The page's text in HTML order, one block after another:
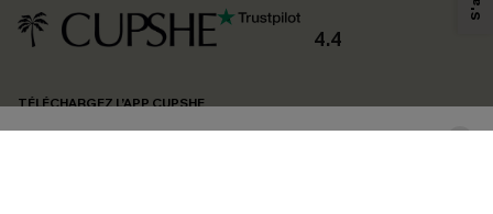
4.4
TÉLÉCHARGEZ L’APP CUPSHE
produits susceptibles de vous intéresser, conformément à notre
Politique de
confidentialité
. Vous pouvez vous désabonner à tout moment.